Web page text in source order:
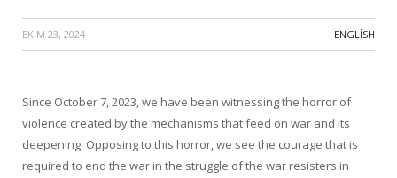
EKIM 23, 2024 · ENGLISH
Since October 7, 2023, we have been witnessing the horror of
violence created by the mechanisms that feed on war and its
deepening. Opposing to this horror, we see the courage that is
required to end the war in the struggle of the war resisters in